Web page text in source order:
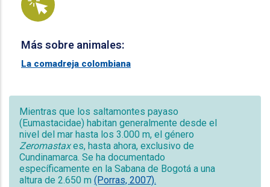
Más sobre animales:
La comadreja colombiana
Mientras que los saltamontes payaso
(Eumastacidae) habitan generalmente desde el
nivel del mar hasta los 3.000 m, el género
Zeromastaxes, hasta ahora, exclusivo de
Cundinamarca. Se ha documentado
específicamente en la Sabana de Bogotá a una
altura de 2.650 m (Porras, 2007).